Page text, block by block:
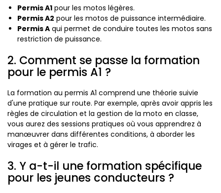
Permis A1 pour les motos légères.
Permis A2 pour les motos de puissance intermédiaire.
Permis A qui permet de conduire toutes les motos sans
restriction de puissance.
2. Comment se passe la formation
pour le permis A1 ?
La formation au permis A1 comprend une théorie suivie
d'une pratique sur route. Par exemple, après avoir appris les
règles de circulation et la gestion de la moto en classe,
vous aurez des sessions pratiques où vous apprendrez à
manœuvrer dans différentes conditions, à aborder les
virages et à gérer le trafic.
3. Y a-t-il une formation spécifique
pour les jeunes conducteurs ?